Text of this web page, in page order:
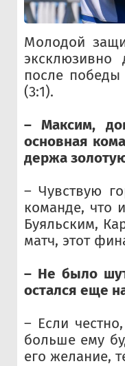
Молодой
эксклюзивно
после
(3:1).
– Максим,
основная
держа
– Чувствую
команде, что
Буяльским,
матч, этот
– Не было
остался еще
– Если
больше ему
его желание,